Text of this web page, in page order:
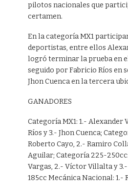
pilotos nacionales que
certamen.
En la categoría MX1
deportistas, entre ellos
logró terminar la prueba en
seguido por Fabricio Ríos en
Jhon Cuenca en la tercera
GANADORES
Categoría MX1: 1.- Alexander
Ríos y 3.- Jhon Cuenca;
Roberto Cayo, 2.- Ramiro
Aguilar; Categoría 225-
Vargas, 2.- Víctor Villalta y
185cc Mecánica Nacional: 1.-